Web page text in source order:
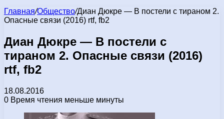
Главная/Общество/Диан Дюкре — В постели с тираном 2.
Опасные связи (2016) rtf, fb2
Диан Дюкре — В постели с
тираном 2. Опасные связи (2016)
rtf, fb2
18.08.2016
0 Время чтения меньше минуты